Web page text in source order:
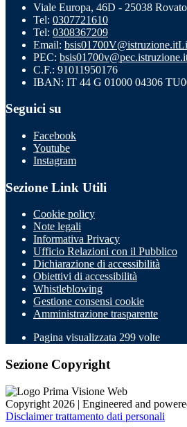
Viale Europa, 46D - 25038
Tel: 0307721610
Tel: 0308367209
Email: bsis01700V@istruzione.it
PEC:
C.F.: 91011950176
IBAN: IT 44 G 01000 04306
Seguici su
Facebook
Youtube
Instagram
Sezione Link Utili
Cookie policy
Note legali
Informativa Privacy
Ufficio Relazioni con il Pubblico
Dichiarazione di accessibilità
Obiettivi di accessibilità
Whistleblowing
Gestione consensi cookie
Amministrazione trasparente
Pagina visualizzata 299 volte
Sezione Copyright
Copyright 2026 | Engineered and
Disclaimer trattamento dati personali